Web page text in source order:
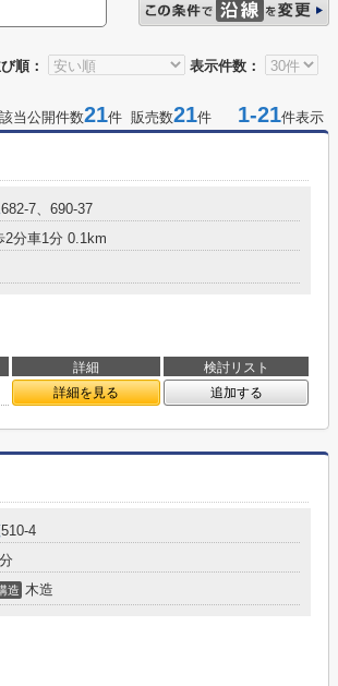
順： 表示件数：
該当公開件数21件 販売数21件 1-21件表示
682-7、690-37
2分車1分 0.1km
詳細
検討リスト
詳細を見る 追加する
510-4
造 木造